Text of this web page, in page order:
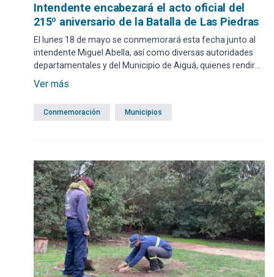
Intendente encabezará el acto oficial del
215º aniversario de la Batalla de Las Piedras
El lunes 18 de mayo se conmemorará esta fecha junto al
intendente Miguel Abella, así como diversas autoridades
departamentales y del Municipio de Aiguá, quienes rendirán
homenaje con un festejo a partir de las 11 horas en la
Ver más
Conmemoración Municipios